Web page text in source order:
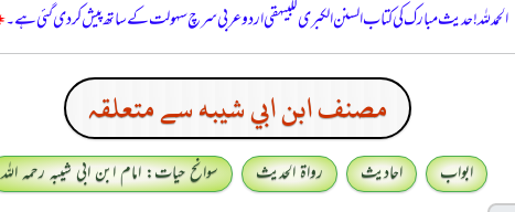
الحمدللہ! حدیث مبارک کی کتاب السنن الكبرى للبيهقي اردو عربی سرچ سہولت کے ساتھ پیش کر دی گئی ہے۔
مصنف ابن ابي شيبه سے متعلقہ
ابواب احادیث رواۃ الحدیث
سوانح حیات: امام ابن ابی شیبہ رحمہ اللہ